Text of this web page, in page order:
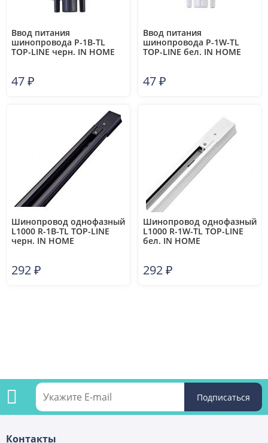
Ввод питания
шинопровода P-1B-TL
TOP-LINE черн. IN HOME
47₽
Ввод питания
шинопровода P-1W-TL
TOP-LINE бел. IN HOME
47₽
Шинопровод однофазный
L1000 R-1B-TL TOP-LINE
черн. IN HOME
292₽
Шинопровод однофазный
L1000 R-1W-TL TOP-LINE
бел. IN HOME
292₽
Контакты